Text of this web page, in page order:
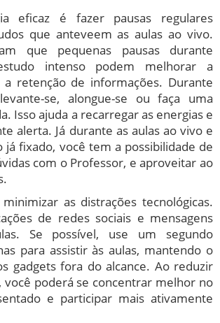
eficaz é fazer pausas regulares
que anteveem as aulas ao vivo.
que pequenas pausas durante
intenso podem melhorar a
a retenção de informações. Durante
se, alongue-se ou faça uma
Isso ajuda a recarregar as energias e
alerta. Já durante as aulas ao vivo e
já fixado, você tem a possibilidade de
com o Professor, e aproveitar ao
as distrações tecnológicas.
de redes sociais e mensagens
Se possível, use um segundo
para assistir às aulas, mantendo o
gadgets fora do alcance. Ao reduzir
você poderá se concentrar melhor no
e participar mais ativamente